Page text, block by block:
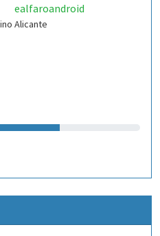
ealfaroandroid
Alicante